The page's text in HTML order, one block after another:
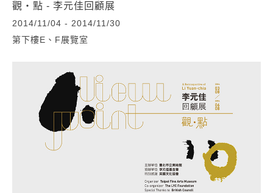
觀‧點 - 李元佳回顧展
2014/11/04 - 2014/11/30
第下樓E、F展覽室